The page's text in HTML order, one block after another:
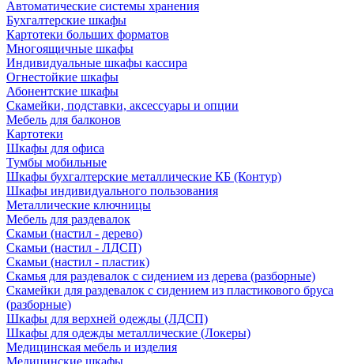
Автоматические системы хранения
Бухгалтерские шкафы
Картотеки больших форматов
Многоящичные шкафы
Индивидуальные шкафы кассира
Огнестойкие шкафы
Абонентские шкафы
Скамейки, подставки, аксессуары и опции
Мебель для балконов
Картотеки
Шкафы для офиса
Тумбы мобильные
Шкафы бухгалтерские металлические КБ (Контур)
Шкафы индивидуального пользования
Металлические ключницы
Мебель для раздевалок
Скамьи (настил - дерево)
Скамьи (настил - ЛДСП)
Скамьи (настил - пластик)
Скамья для раздевалок с сидением из дерева (разборные)
Скамейки для раздевалок с сидением из пластикового бруса
(разборные)
Шкафы для верхней одежды (ЛДСП)
Шкафы для одежды металлические (Локеры)
Медицинская мебель и изделия
Медицинские шкафы